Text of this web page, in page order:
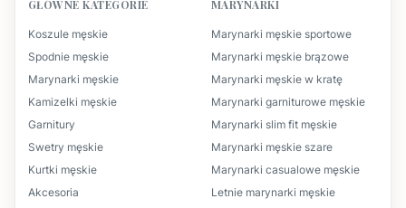
GŁÓWNE KATEGORIE
Koszule męskie
Spodnie męskie
Marynarki męskie
Kamizelki męskie
Garnitury
Swetry męskie
Kurtki męskie
Akcesoria
MARYNARKI
Marynarki męskie sportowe
Marynarki męskie brązowe
Marynarki męskie w kratę
Marynarki garniturowe męskie
Marynarki slim fit męskie
Marynarki męskie szare
Marynarki casualowe męskie
Letnie marynarki męskie